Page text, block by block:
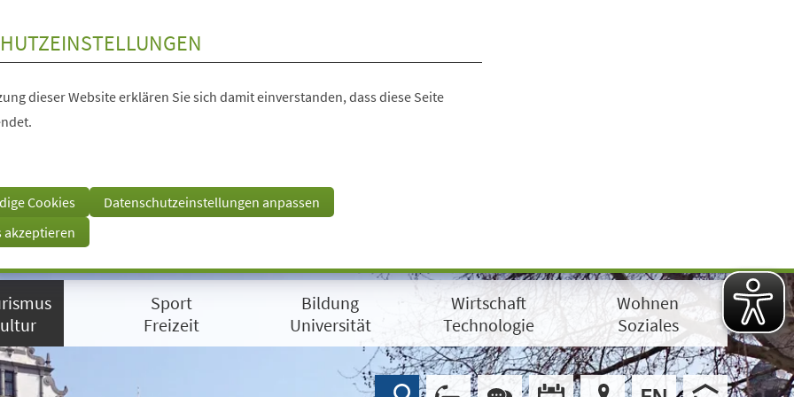
dieser Website erklären Sie sich damit einverstanden, dass diese Seite
Cookies
Datenschutzeinstellungen anpassen
akzeptieren
Sport
Freizeit
Bildung
Universität
Wirtschaft
Technologie
Wohnen
Soziales